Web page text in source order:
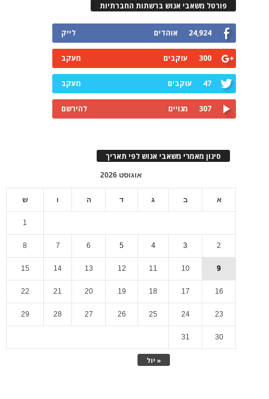
פורטל משאבי אנוש ברשתות החברתיות
24,924 אוהדים לייק
300 עוקבים מעקב
47 עוקבים מעקב
307 מנויים להירשם
סינון מאמרי משאבי אנוש לפי תאריך
אוגוסט 2026
א ב ג ד ה ו ש
« יול
1
2
3
4
5
6
7
8
9
10
11
12
13
14
15
16
17
18
19
20
21
22
23
24
25
26
27
28
29
30
31